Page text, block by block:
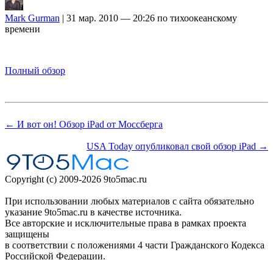
Mark Gurman | 31 мар. 2010 — 20:26 по тихоокеанскому
времени
Полный обзор
← И вот он! Обзор iPad от Моссберга
USA Today опубликовал свой обзор iPad →
Copyright (c) 2009-2026 9to5mac.ru
При использовании любых материалов с сайта обязательно
указание 9to5mac.ru в качестве источника.
Все авторские и исключительные права в рамках проекта
защищены
в соответствии с положениями 4 части Гражданского Кодекса
Российской Федерации.